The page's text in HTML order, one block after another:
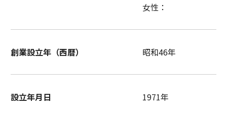
女性：
創業設立年（西暦） 昭和46年
設立年月日 1971年